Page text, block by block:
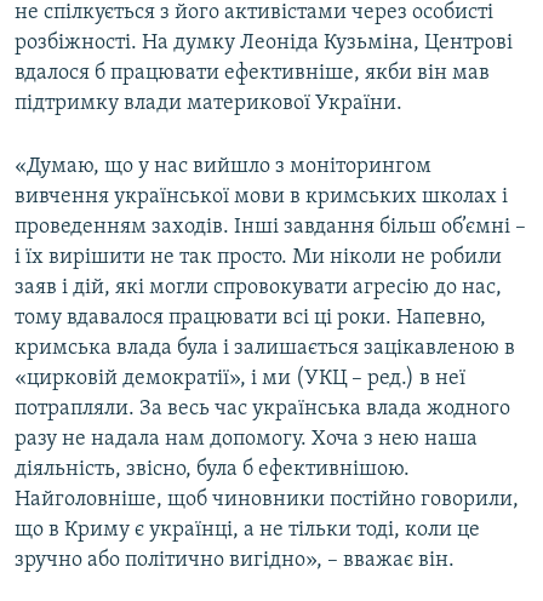
не спілкується з його активістами через особисті
розбіжності. На думку Леоніда Кузьміна, Центрові
вдалося б працювати ефективніше, якби він мав
підтримку влади материкової України.
«Думаю, що у нас вийшло з моніторингом
вивчення української мови в кримських школах і
проведенням заходів. Інші завдання більш об’ємні –
і їх вирішити не так просто. Ми ніколи не робили
заяв і дій, які могли спровокувати агресію до нас,
тому вдавалося працювати всі ці роки. Напевно,
кримська влада була і залишається зацікавленою в
«цирковій демократії», і ми (УКЦ – ред.) в неї
потрапляли. За весь час українська влада жодного
разу не надала нам допомогу. Хоча з нею наша
діяльність, звісно, була б ефективнішою.
Найголовніше, щоб чиновники постійно говорили,
що в Криму є українці, а не тільки тоді, коли це
зручно або політично вигідно», – вважає він.